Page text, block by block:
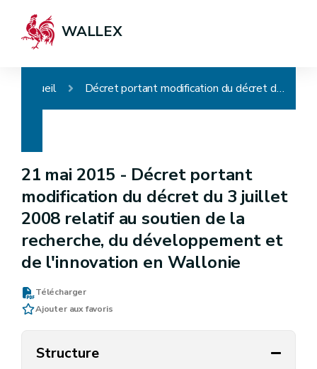
WALLEX
Accueil Décret portant modification du décret du 3 juillet 2008 relatif au soutien de la recherche, du développement et de l'innovation en Wallonie
21 mai 2015 - Décret portant
modification du décret du 3 juillet
2008 relatif au soutien de la
recherche, du développement et
de l'innovation en Wallonie
Télécharger
Ajouter aux favoris
Structure